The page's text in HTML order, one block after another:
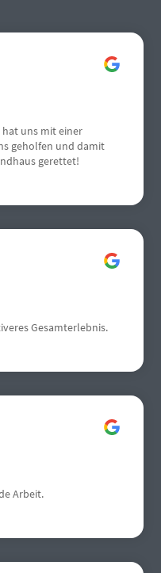
hat uns mit einer
geholfen und damit
gerettet!
Gesamterlebnis.
Arbeit.